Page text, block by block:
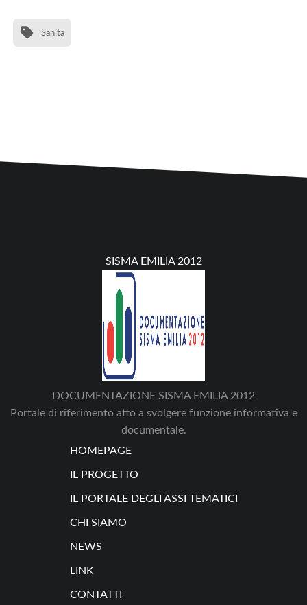
Sanita
SISMA EMILIA 2012
DOCUMENTAZIONE SISMA EMILIA 2012
Portale di riferimento atto a svolgere funzione informativa e
documentale.
HOMEPAGE
IL PROGETTO
IL PORTALE DEGLI ASSI TEMATICI
CHI SIAMO
NEWS
LINK
CONTATTI